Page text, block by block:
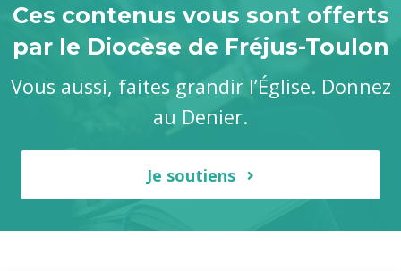
Ces contenus vous sont offerts
par le Diocèse de Fréjus-Toulon
Vous aussi, faites grandir l’Église. Donnez
au Denier.
Je soutiens